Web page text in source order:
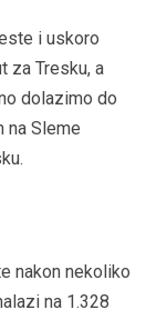
i uskoro
za Tresku, a
dolazimo do
na Sleme
nakon nekoliko
na 1.328